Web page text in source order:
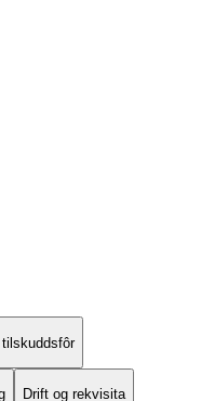
Drift og rekvisita